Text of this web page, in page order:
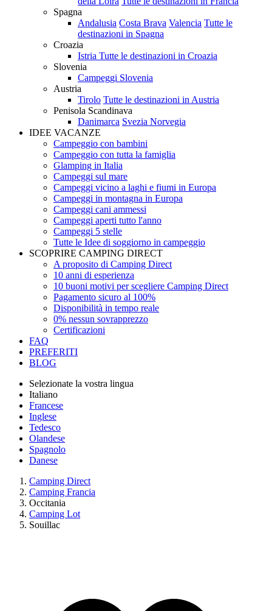
Spagna
Andalusia Costa Brava Valencia Tutte le
destinazioni in Spagna
Croazia
Istria Tutte le destinazioni in Croazia
Slovenia
Campeggi Slovenia
Austria
Tirolo Tutte le destinazioni in Austria
Penisola Scandinava
Danimarca Svezia Norvegia
IDEE VACANZE
Campeggio con bambini
Campeggio con tutta la famiglia
Glamping in Italia
Campeggi sul mare
Campeggi vicino a laghi e fiumi in Europa
Campeggi in montagna in Europa
Campeggi cani ammessi
Campeggi aperti tutto l'anno
Campeggi 5 stelle
Tutte le Idee di soggiorno in campeggio
SCOPRIRE CAMPING DIRECT
A proposito di Camping Direct
10 anni di esperienza
10 buoni motivi per scegliere Camping Direct
Pagamento sicuro al 100%
Disponibilità in tempo reale
0% nessun sovrapprezzo
Certificazioni
FAQ
PREFERITI
BLOG
Selezionate la vostra lingua
Italiano
Francese
Inglese
Tedesco
Olandese
Spagnolo
Danese
Camping Direct
Camping Francia
Occitania
Camping Lot
Souillac